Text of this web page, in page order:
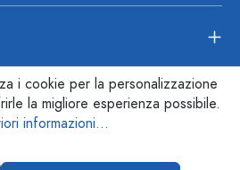
i cookie per la personalizzazione
la migliore esperienza possibile.
informazioni...